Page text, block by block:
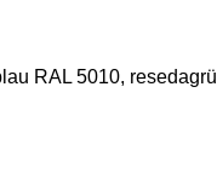
RAL 5010,